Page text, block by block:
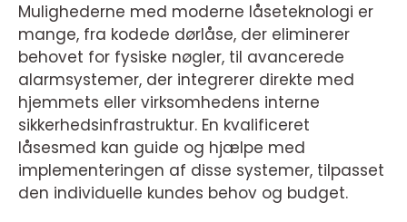
Mulighederne med moderne låseteknologi er
mange, fra kodede dørlåse, der eliminerer
behovet for fysiske nøgler, til avancerede
alarmsystemer, der integrerer direkte med
hjemmets eller virksomhedens interne
sikkerhedsinfrastruktur. En kvalificeret
låsesmed kan guide og hjælpe med
implementeringen af disse systemer, tilpasset
den individuelle kundes behov og budget.